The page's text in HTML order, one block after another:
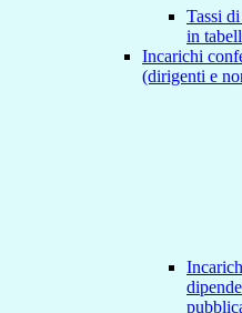
Tassi
in
Incarichi
(dirigenti e